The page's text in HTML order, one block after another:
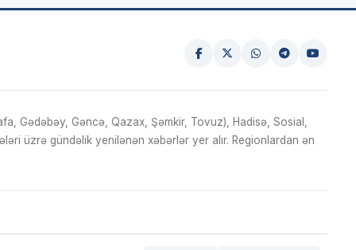
Gədəbəy, Gəncə, Qazax, Şəmkir, Tovuz), Hadisə, Sosial,
üzrə gündəlik yenilənən xəbərlər yer alır. Regionlardan ən